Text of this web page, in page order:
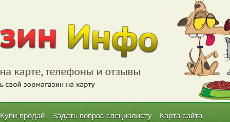
Купи-продай Задать вопрос специалисту Карта сайта